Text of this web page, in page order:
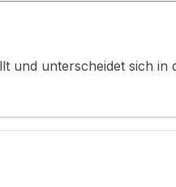
suchen,
und unterscheidet sich